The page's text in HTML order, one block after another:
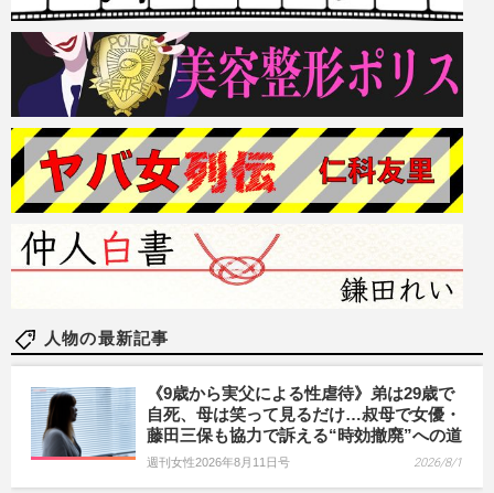
人物の最新記事
《9歳から実父による性虐待》弟は29歳で
自死、母は笑って見るだけ…叔母で女優・
藤田三保も協力で訴える“時効撤廃”への道
週刊女性2026年8月11日号 2026/8/1